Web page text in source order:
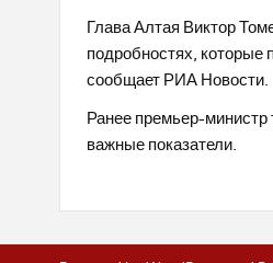
Глава Алтая Виктор
подробностях, которые
сообщает РИА Новости.
Ранее премьер-министр
важные показатели.